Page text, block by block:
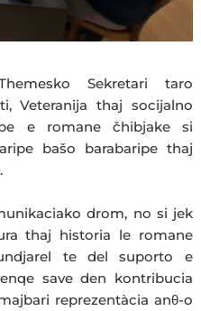
Sekretari taro
Veteranija thaj socijalno
e romane čhibjake si
bašo barabaripe thaj
drom, no si jek
thaj historia le romane
te del suporto e
save den kontribucia
reprezentàcia anθ-o